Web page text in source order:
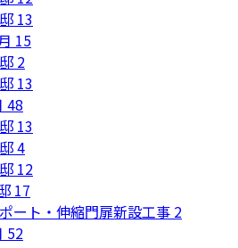
13
15
2
13
48
13
4
12
17
ート・伸縮門扉新設工事 2
52